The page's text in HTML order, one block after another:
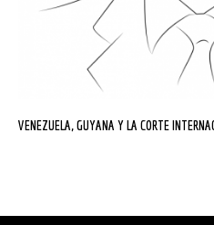
VENEZUELA, GUYANA Y LA CORTE